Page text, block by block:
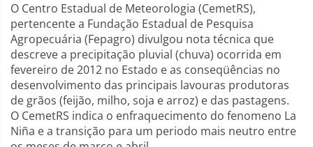
O Centro Estadual de Meteorologia (CemetRS),
pertencente a Fundação Estadual de Pesquisa
Agropecuária (Fepagro) divulgou nota técnica que
descreve a precipitação pluvial (chuva) ocorrida em
fevereiro de 2012 no Estado e as conseqüências no
desenvolvimento das principais lavouras produtoras
de grãos (feijão, milho, soja e arroz) e das pastagens.
O CemetRS indica o enfraquecimento do fenomeno La
Niña e a transição para um periodo mais neutro entre